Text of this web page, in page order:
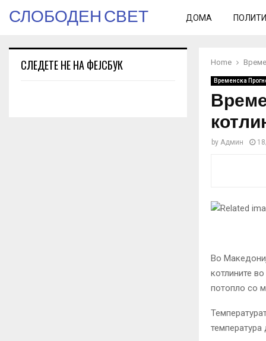
СЛОБОДЕН СВЕТ ДОМА
Home
Временска
by Админ
Во
котлините
потопло со
температура
СЛЕДЕТЕ НЕ НА ФЕЈСБУК